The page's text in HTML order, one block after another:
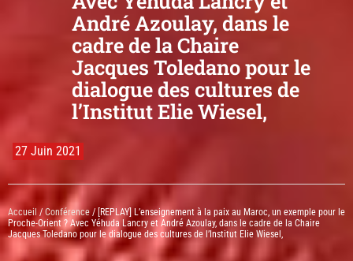
André Azoulay, dans le
cadre de la Chaire
Jacques Toledano pour le
dialogue des cultures de
l’Institut Elie Wiesel,
27 Juin 2021
Accueil / Conférence / [REPLAY] L’enseignement à la paix au Maroc, un exemple pour le
Proche-Orient ? Avec Yéhuda Lancry et André Azoulay, dans le cadre de la Chaire
Jacques Toledano pour le dialogue des cultures de l’Institut Elie Wiesel,